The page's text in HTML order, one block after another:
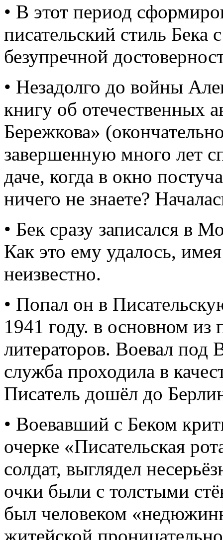
• В этот период
писательский стиль
безупречной
• Незадолго до войны
книгу об отечественных
Бережкова»
завершенную много лет
даче, когда в окно
ничего не знаете?
• Бек сразу записался в
Как это ему удалось,
неизвестно.
• Попал он в
1941 году. в основном из
литераторов. Воевал под
служба проходила в
Писатель дошёл до
• Воевавший с Беком
очерке «Писательская
солдат, выглядел
очки были с толстыми
был человеком